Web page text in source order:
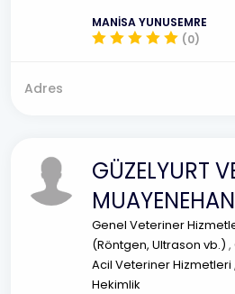
MANİSA YUNUSEMRE
(0)
Adres
GÜZELYURT
Genel Veteriner
(Röntgen, Ultrason vb.) ,
Acil Veteriner Hizmetleri ,
Hekimlik